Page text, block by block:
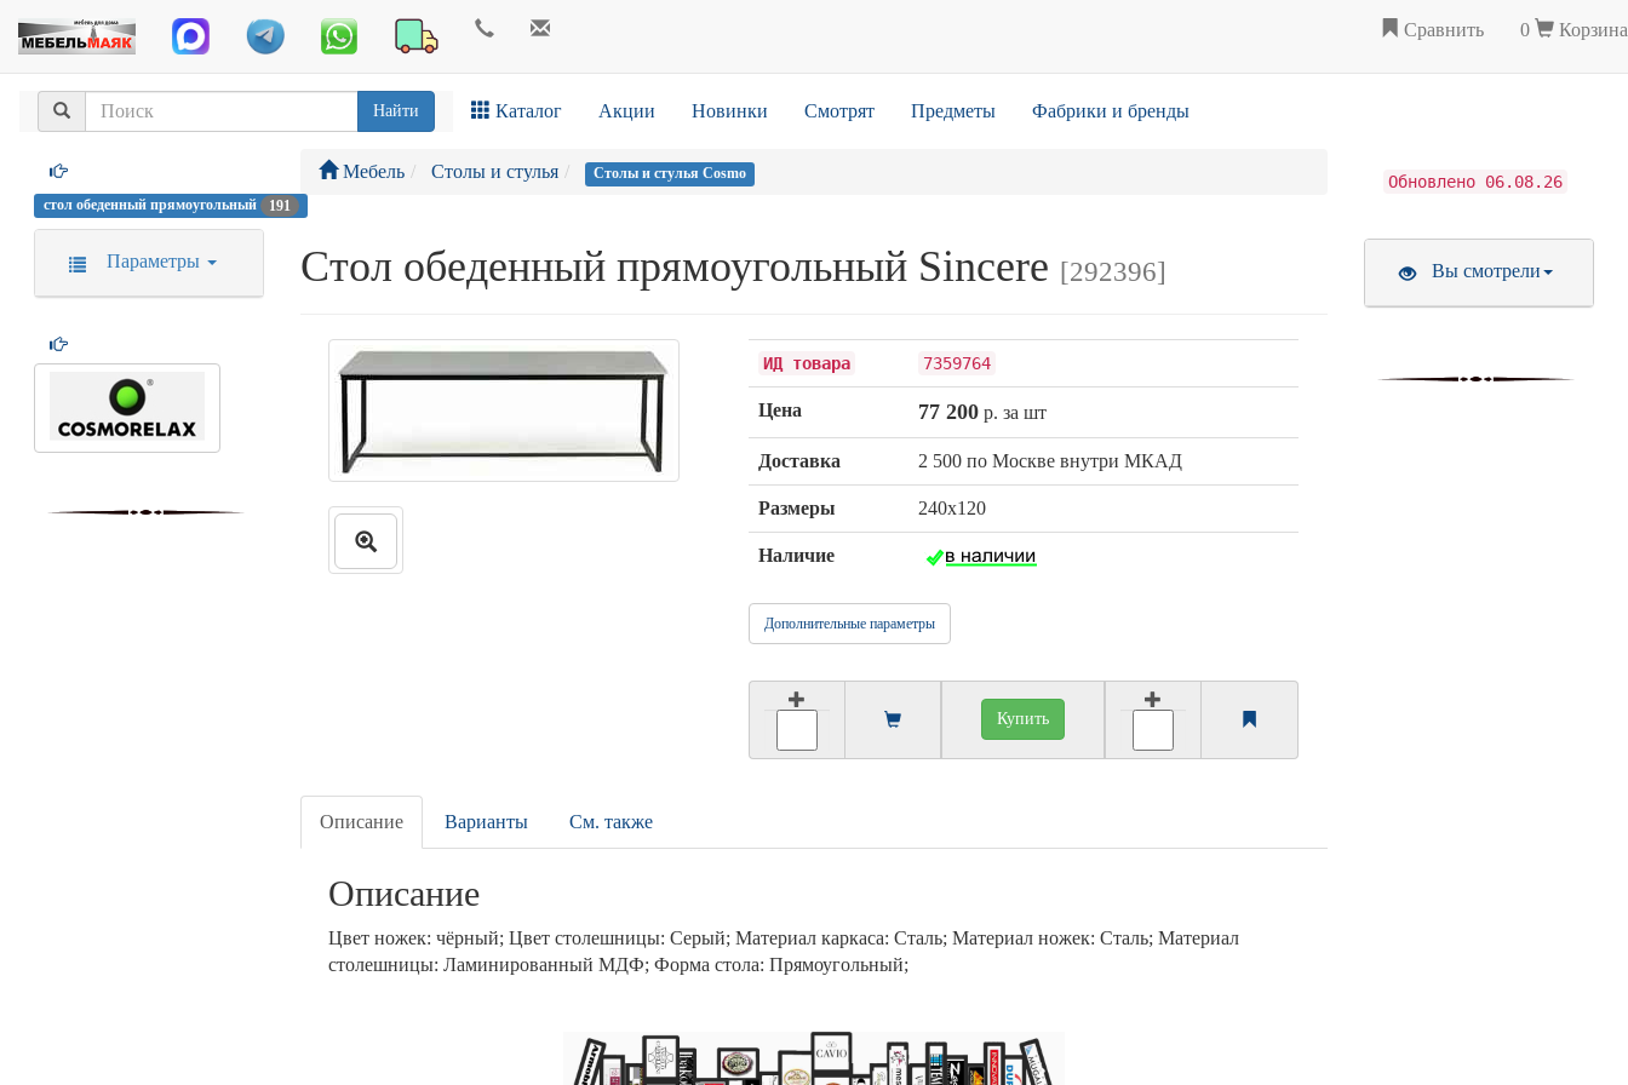
Сравнить 0 Корзина
Найти Каталог Акции Новинки Смотрят Предметы Фабрики и бренды
Мебель Столы и стулья Столы и стулья Cosmo
Стол обеденный прямоугольный Sincere [292396]
ИД товара 7359764
Цена 77 200р. за шт
Доставка 2 500 по Москве внутри МКАД
Размеры 240х120
Наличие
Дополнительные параметры
Купить
Описание Варианты См. также
Описание
Цвет ножек: чёрный; Цвет столешницы: Серый; Материал каркаса: Сталь; Материал ножек: Сталь; Материал
столешницы: Ламинированный МДФ; Форма стола: Прямоугольный;
стол обеденный прямоугольный 191
Параметры
Обновлено 06.08.26
Вы смотрели